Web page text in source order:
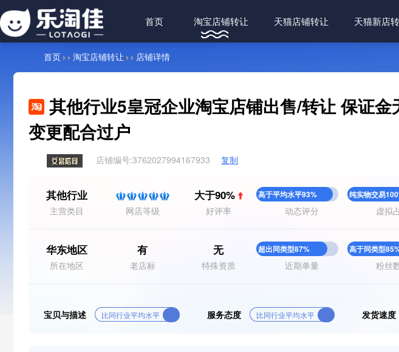
首页 淘宝店铺转让 天猫店铺转让 天猫新店
首页 淘宝店铺转让 店铺详情
其他行业5皇冠企业淘宝店铺出售/转让 保证
变更配合过户
店铺编号:3762027994167933 复制
其他行业
主营类目 网店等级
大于90%
好评率
高于平均水平93%
动态评分
纯实物交易
虚拟
华东地区
所在地区
有
老店标
无
特殊资质
超出同类型87%
近期单量
高于同类型
粉丝
宝贝与描述 比同行业平均水平 服务态度 比同行业平均水平 发货速度